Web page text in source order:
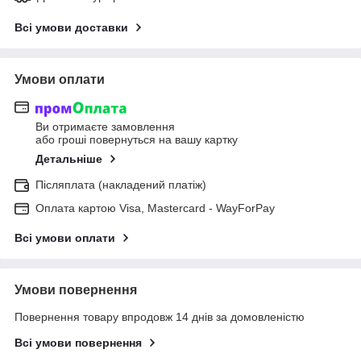
Всі умови доставки
Умови оплати
Ви отримаєте замовлення
або гроші повернуться на вашу картку
Детальніше
Післяплата (накладений платіж)
Оплата картою Visa, Mastercard - WayForPay
Всі умови оплати
Умови повернення
Повернення товару впродовж 14 днів за домовленістю
Всі умови повернення